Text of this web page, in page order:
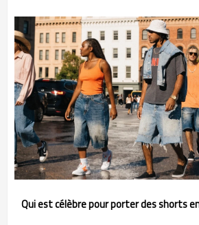
Qui est célèbre pour porter des shorts